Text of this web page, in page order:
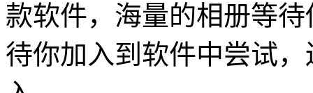
款软件，海量的相册等
待你加入到软件中尝试